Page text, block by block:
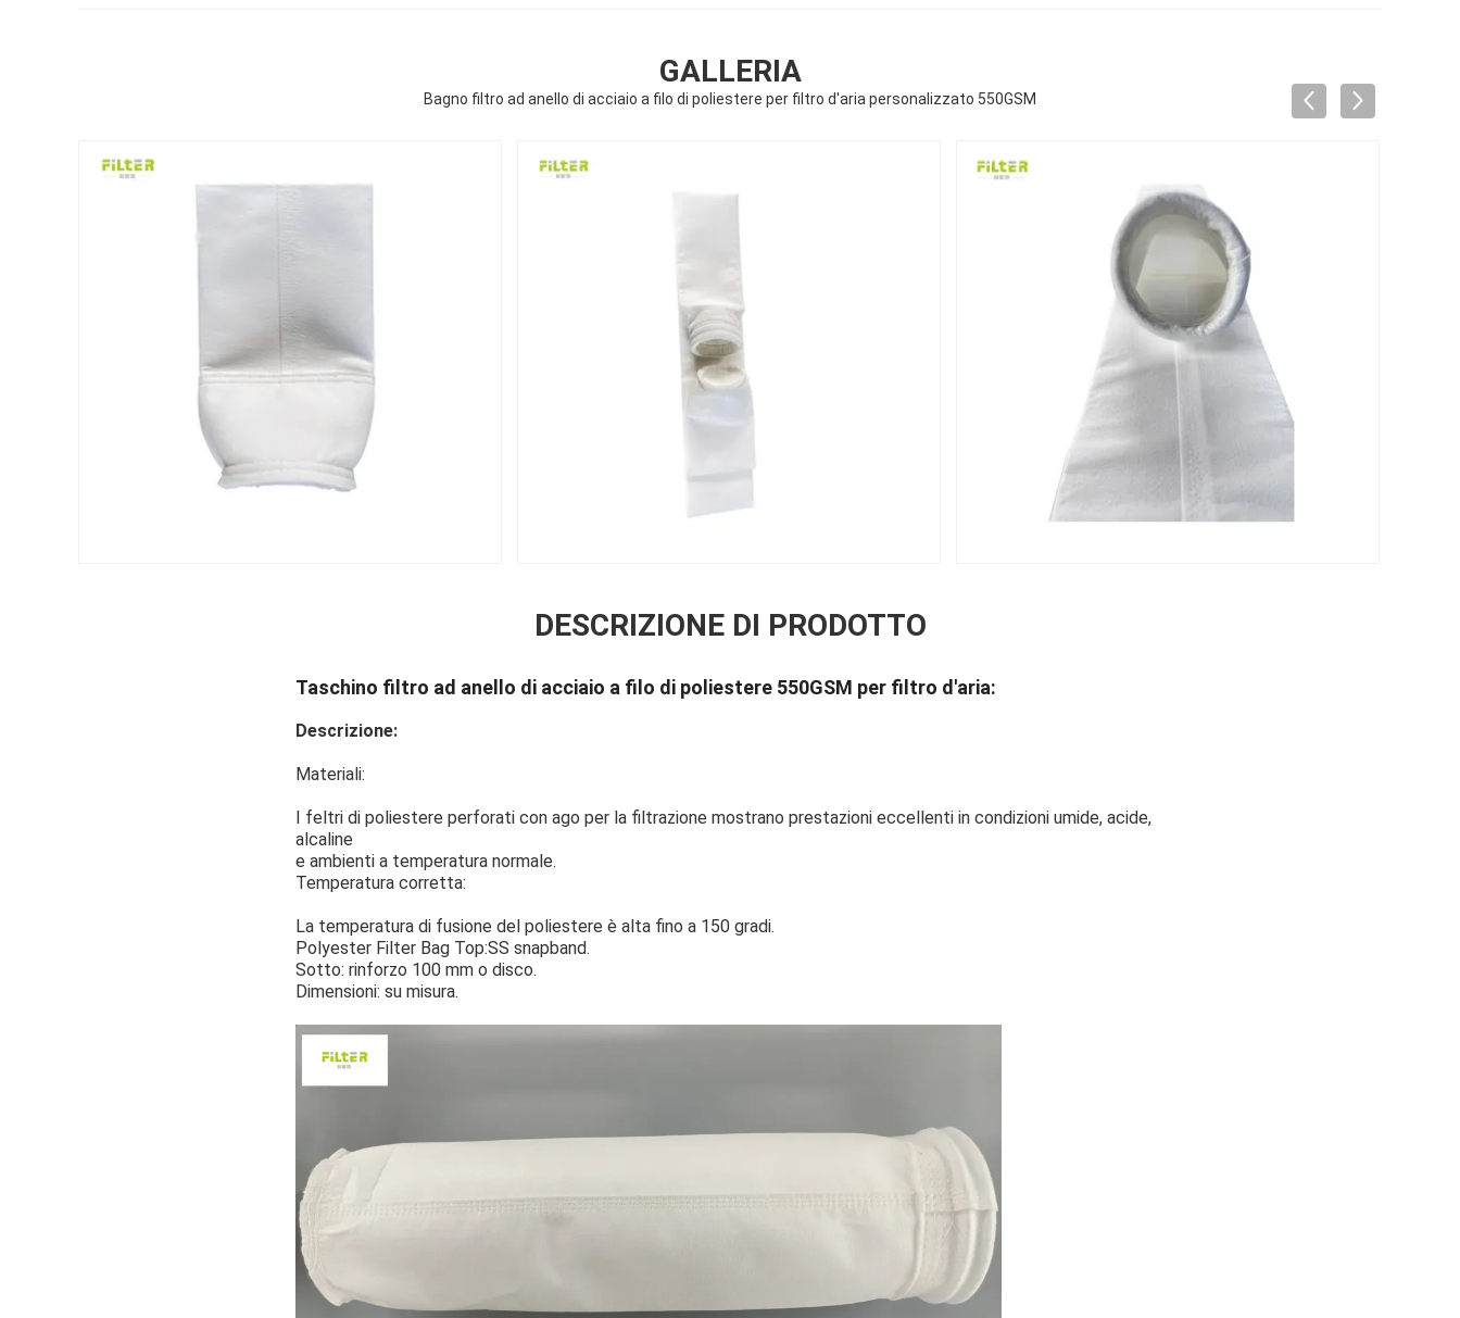
GALLERIA
Bagno filtro ad anello di acciaio a filo di poliestere per filtro d'aria personalizzato 550GSM
DESCRIZIONE DI PRODOTTO
Taschino filtro ad anello di acciaio a filo di poliestere 550GSM per filtro d'aria:
Descrizione:
Materiali:
I feltri di poliestere perforati con ago per la filtrazione mostrano prestazioni eccellenti in condizioni umide, acide,
alcaline
e ambienti a temperatura normale.
Temperatura corretta:
La temperatura di fusione del poliestere è alta fino a 150 gradi.
Polyester Filter Bag Top:SS snapband.
Sotto: rinforzo 100 mm o disco.
Dimensioni: su misura.